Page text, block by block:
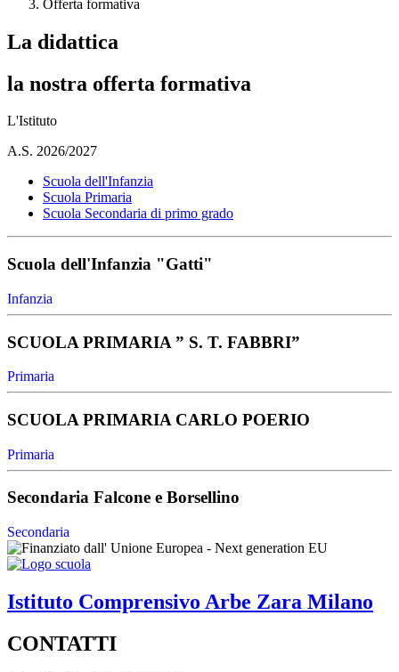
Offerta formativa
La didattica
la nostra offerta formativa
L'Istituto
A.S. 2026/2027
Scuola dell'Infanzia
Scuola Primaria
Scuola Secondaria di primo grado
Scuola dell'Infanzia "Gatti"
Infanzia
SCUOLA PRIMARIA ” S. T. FABBRI”
Primaria
SCUOLA PRIMARIA CARLO POERIO
Primaria
Secondaria Falcone e Borsellino
Secondaria
Istituto Comprensivo Arbe Zara Milano
CONTATTI